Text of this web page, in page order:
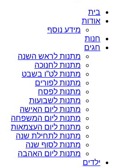
בית
אודות
מידע נוסף
חנות
חגים
מתנות לראש השנה
מתנות לחנוכה
מתנות לט”ו בשבט
מתנות לפורים
מתנות לפסח
מתנות לשבועות
מתנות ליום האישה
מתנות ליום המשפחה
מתנות ליום העצמאות
מתנות לתחילת שנה
מתנות לסוף שנה
מתנות ליום האהבה
ילדים